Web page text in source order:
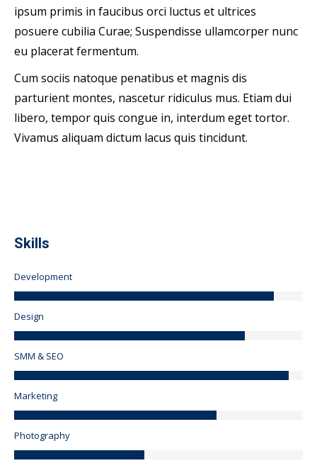
ipsum primis in faucibus orci luctus et ultrices
posuere cubilia Curae; Suspendisse ullamcorper nunc
eu placerat fermentum.
Cum sociis natoque penatibus et magnis dis
parturient montes, nascetur ridiculus mus. Etiam dui
libero, tempor quis congue in, interdum eget tortor.
Vivamus aliquam dictum lacus quis tincidunt.
Skills
Development
Design
SMM & SEO
Marketing
Photography